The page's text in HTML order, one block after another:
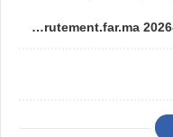
كونكور القوات المسلحة الملكية recrutement.far.ma 2026-2025